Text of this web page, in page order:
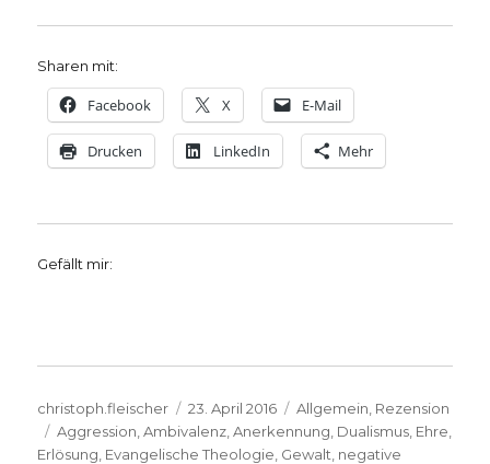
Sharen mit:
Facebook X E-Mail
Drucken LinkedIn Mehr
Gefällt mir:
Autor
christoph.fleischer
Veröffentlicht
am
23. April 2016 Kategorien
Allgemein Rezension
Schlagwörter
Aggression ,Ambivalenz ,Anerkennung Dualismus Ehre
Erlösung Evangelische Theologie Gewalt negative